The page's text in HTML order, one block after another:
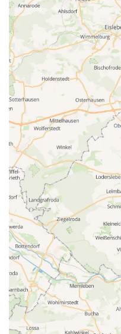
Arrangement
Hauptsaison - Angebot,
Stralsund
2 x - 5
privater Salzkammer